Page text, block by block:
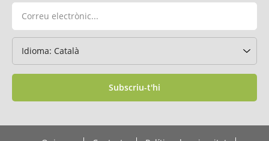
Subscriu-t'hi